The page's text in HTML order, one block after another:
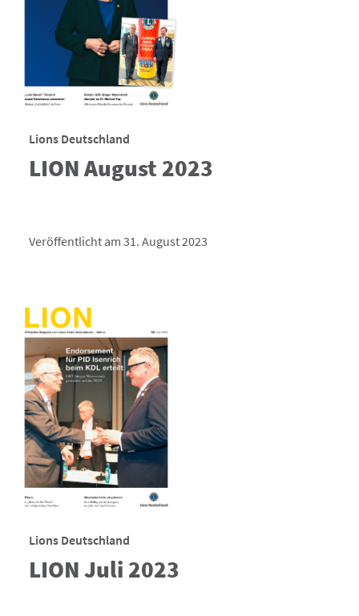
Lions Deutschland
LION August 2023
Veröffentlicht am 31. August 2023
Lions Deutschland
LION Juli 2023